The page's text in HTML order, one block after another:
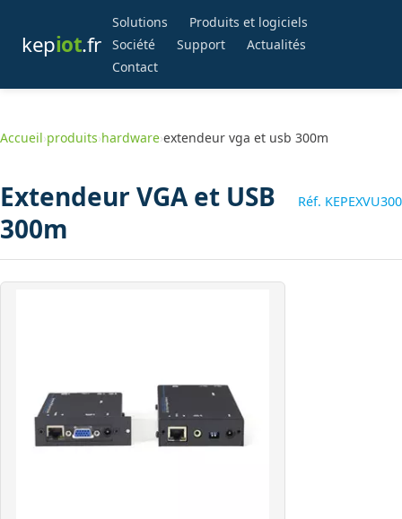
kepiot.fr
Solutions
Produits et logiciels
Société
Support
Actualités
Contact
Accueil›produits›hardware›extendeur vga et usb 300m
Extendeur VGA et USB
300m
Réf. KEPEXVU300